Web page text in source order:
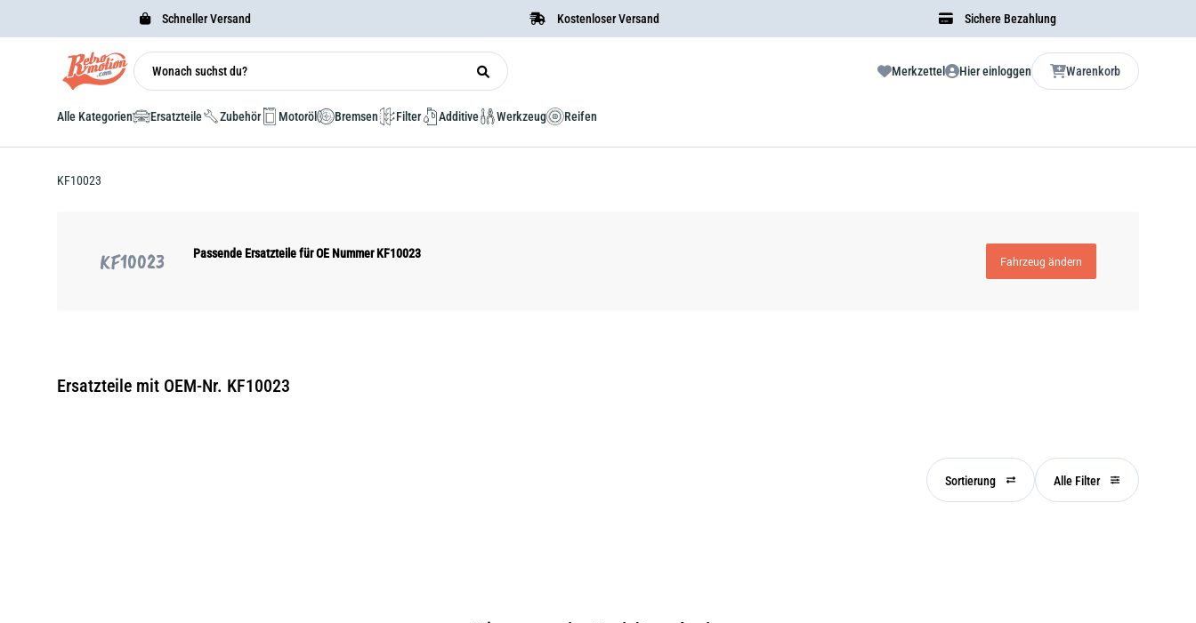
Schneller Versand Kostenloser Versand Sichere Bezahlung
Merkzettel Hier einloggen Warenkorb
Alle Kategorien Ersatzteile Zubehör Motoröl Bremsen Filter Additive Werkzeug Reifen
KF10023
KF10023 Passende Ersatzteile für OE Nummer KF10023
Fahrzeug ändern
Ersatzteile mit OEM-Nr. KF10023
Sortierung Alle Filter